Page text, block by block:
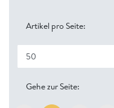
Artikel pro Seite:
Gehe zur Seite: